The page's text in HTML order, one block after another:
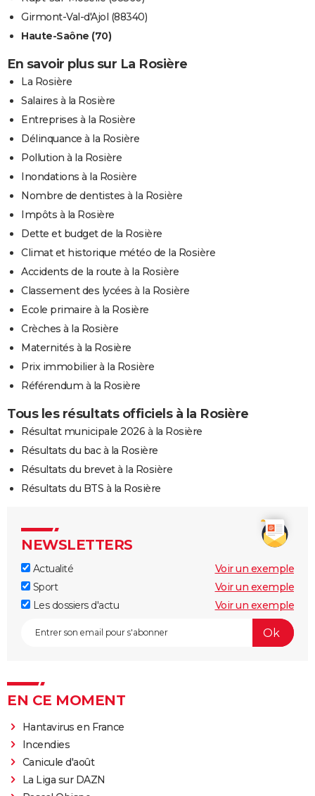
Girmont-Val-d'Ajol (88340)
Haute-Saône (70)
En savoir plus sur La Rosière
La Rosière
Salaires à la Rosière
Entreprises à la Rosière
Délinquance à la Rosière
Pollution à la Rosière
Inondations à la Rosière
Nombre de dentistes à la Rosière
Impôts à la Rosière
Dette et budget de la Rosière
Climat et historique météo de la Rosière
Accidents de la route à la Rosière
Classement des lycées à la Rosière
Ecole primaire à la Rosière
Crèches à la Rosière
Maternités à la Rosière
Prix immobilier à la Rosière
Référendum à la Rosière
Tous les résultats officiels à la Rosière
Résultat municipale 2026 à la Rosière
Résultats du bac à la Rosière
Résultats du brevet à la Rosière
Résultats du BTS à la Rosière
NEWSLETTERS
Actualité
Voir un exemple
Sport
Voir un exemple
Les dossiers d'actu
Voir un exemple
EN CE MOMENT
Hantavirus en France
Incendies
Canicule d'août
La Liga sur DAZN